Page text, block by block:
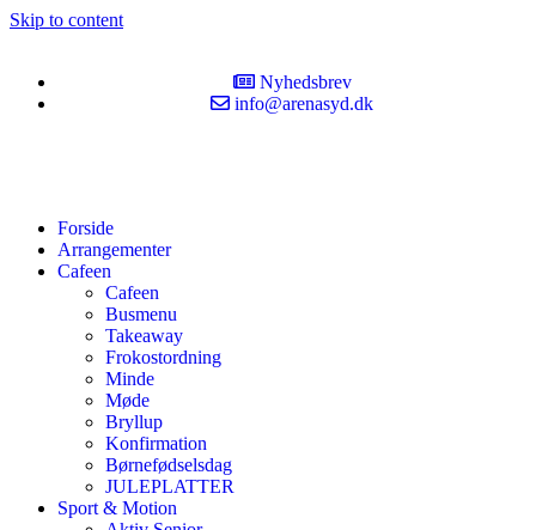
Skip to content
Nyhedsbrev
info@arenasyd.dk
Forside
Arrangementer
Cafeen
Cafeen
Busmenu
Takeaway
Frokostordning
Minde
Møde
Bryllup
Konfirmation
Børnefødselsdag
JULEPLATTER
Sport & Motion